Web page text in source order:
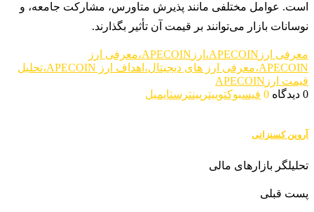
است. عوامل مختلفی مانند پذیرش متاورس، مشارکت جامعه، و
نوسانات بازار می‌توانند بر قیمت آن تأثیر بگذارند.
معرفی ارزAPECOIN،ارزAPECOIN،معرفی ارز
APECOIN،معرفی ارز های دیجیتال،اهداف ارز APECOIN،تحلیل
قیمت ارزAPECOIN
0 دیدگاه
0 فیسبوکتوییتر پینترستایمیل
آروین کسنزانی
تحلیلگر بازارهای مالی
پست قبلی